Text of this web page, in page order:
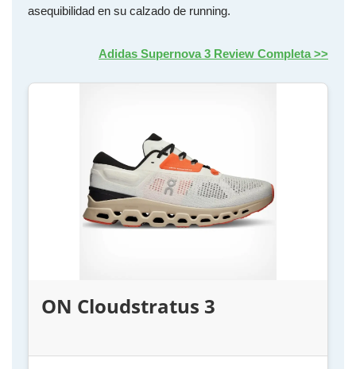
asequibilidad en su calzado de running.
Adidas Supernova 3 Review Completa >>
ON Cloudstratus 3